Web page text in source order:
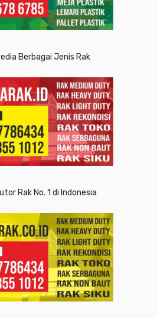
Berbagai Jenis Rak
Rak No. 1 di Indonesia